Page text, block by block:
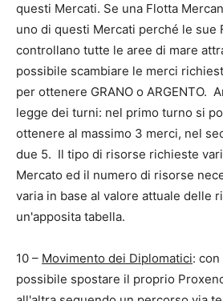
questi Mercati. Se una Flotta
uno di questi Mercati perché le sue
controllano tutte le aree di mare
possibile scambiare le merci
per ottenere GRANO o ARGENTO.
legge dei turni: nel primo turno si
ottenere al massimo 3 merci, nel
due 5. Il tipo di risorse richieste
Mercato ed il numero di risorse
varia in base al valore attuale delle
un'apposita tabella.
10 – Movimento dei Diplomatici:
possibile spostare il proprio